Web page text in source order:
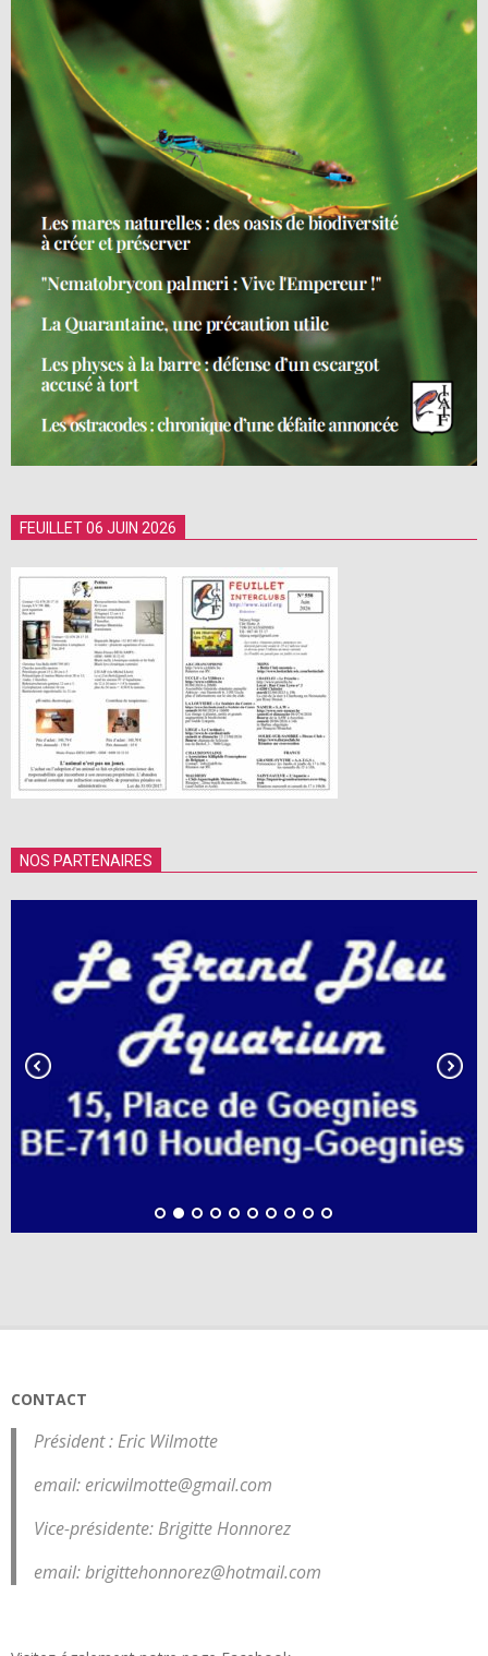
FEUILLET 06 JUIN 2026
NOS PARTENAIRES
CONTACT
Président : Eric Wilmotte
email: ericwilmotte@gmail.com
Vice-présidente: Brigitte Honnorez
email: brigittehonnorez@hotmail.com